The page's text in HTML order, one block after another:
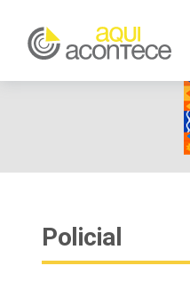
Policial